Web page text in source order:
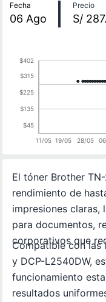
Fecha
06 Ago
Precio
S/
11/05 19/05 28/05
$45
$135
$225
$315
$402
El tóner Brother
rendimiento de
impresiones claras,
para documentos,
corporativos que
Compatible con las
y DCP-L2540DW,
funcionamiento
resultados